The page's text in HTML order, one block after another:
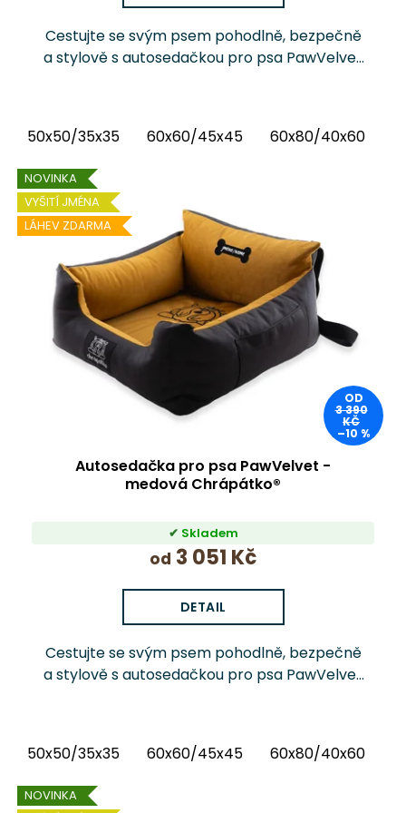
Cestujte se svým psem pohodlně, bezpečně
a stylově s autosedačkou pro psa PawVelvet
50x50/35x35
60x60/45x45 60x80/40x60
NOVINKA
VYŠITÍ JMÉNA
LÁHEV ZDARMA
OD
3 390
KČ
–10 %
Autosedačka pro psa PawVelvet -
medová Chrápátko®
Skladem
od 3 051 Kč
DETAIL
Cestujte se svým psem pohodlně, bezpečně
a stylově s autosedačkou pro psa PawVelvet
50x50/35x35
60x60/45x45 60x80/40x60
NOVINKA